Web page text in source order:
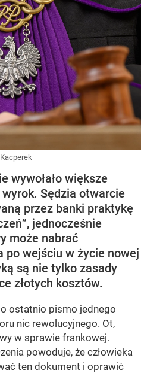
wywołało większe
Sędzia otwarcie
przez banki praktykę
jednocześnie
może nabrać
po wejściu w życie nowej
są nie tylko zasady
złotych kosztów.
ostatnio pismo jednego
nic rewolucyjnego. Ot,
w sprawie frankowej.
powoduje, że człowieka
ten dokument i oprawić